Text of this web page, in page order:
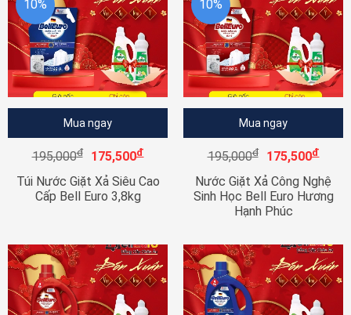
10%
Mua ngay
195,000đ 175,500đ
Túi Nước Giặt Xả Siêu Cao
Cấp Bell Euro 3,8kg
10%
Mua ngay
195,000đ 175,500đ
Nước Giặt Xả Công Nghệ
Sinh Học Bell Euro Hương
Hạnh Phúc